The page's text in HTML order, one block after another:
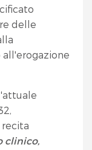
delle
all'erogazione
clinico,